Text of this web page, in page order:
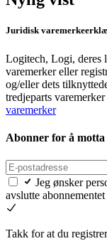
Juridisk
Logitech, Logi, deres
varemerker eller
og/eller dets
tredjeparts
varemerker
Abonner for å
Jeg ønsker
avslutte
Takk for at du